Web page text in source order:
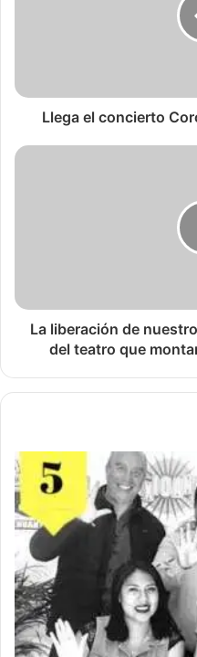
Llega el concierto
La liberación de
del teatro que